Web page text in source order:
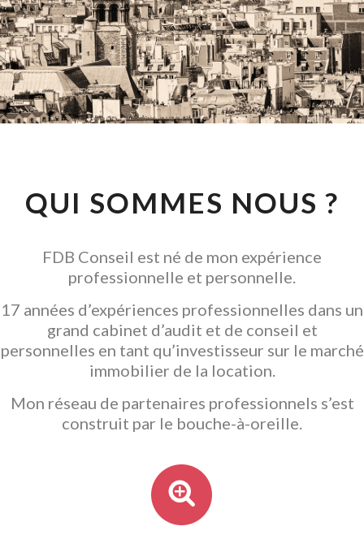
CONSEIL EN
INVESTISSEMENT
LOCATIF
GARANTIR L' ACQUISITION
QUI SOMMES NOUS ?
FDB Conseil est né de mon expérience
professionnelle et personnelle.
17 années d’expériences professionnelles dans un
grand cabinet d’audit et de conseil et
personnelles en tant qu’investisseur sur le marché
immobilier de la location.
Mon réseau de partenaires professionnels s’est
construit par le bouche-à-oreille.